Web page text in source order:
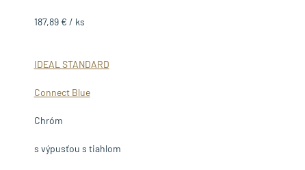
187,89 € / ks
IDEAL STANDARD
Connect Blue
Chróm
s výpusťou s tiahlom